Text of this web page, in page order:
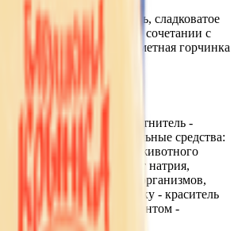
умеренная соленость, сладковатое
ореховыми нотками. В сочетании с
ощущаться едва заметная горчинка
соль пищевая, уплотнитель -
вспомогательные средства:
ферментный препарат животного
консервант - нитрат натрия,
молочнокислых микроорганизмов,
пищевую добавку - краситель
обработана консервантом -